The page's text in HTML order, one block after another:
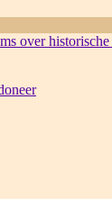
over